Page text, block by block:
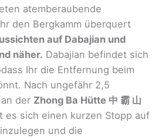
atemberaubende
den Bergkamm überquert
auf Dabajian und
näher. Dabajian befindet sich
Ihr die Entfernung beim
Nach ungefähr 2,5
der Zhong Ba Hütte 中 霸 山
es sich einen kurzen Stopp auf
und die